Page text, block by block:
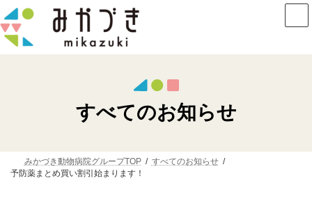
ン
テ
ン
ツ
ビ
ゲ
ー
シ
すべてのお知らせ
みかづき動物病院グループTOP
すべてのお知らせ
予防薬まとめ買い割引始まります！